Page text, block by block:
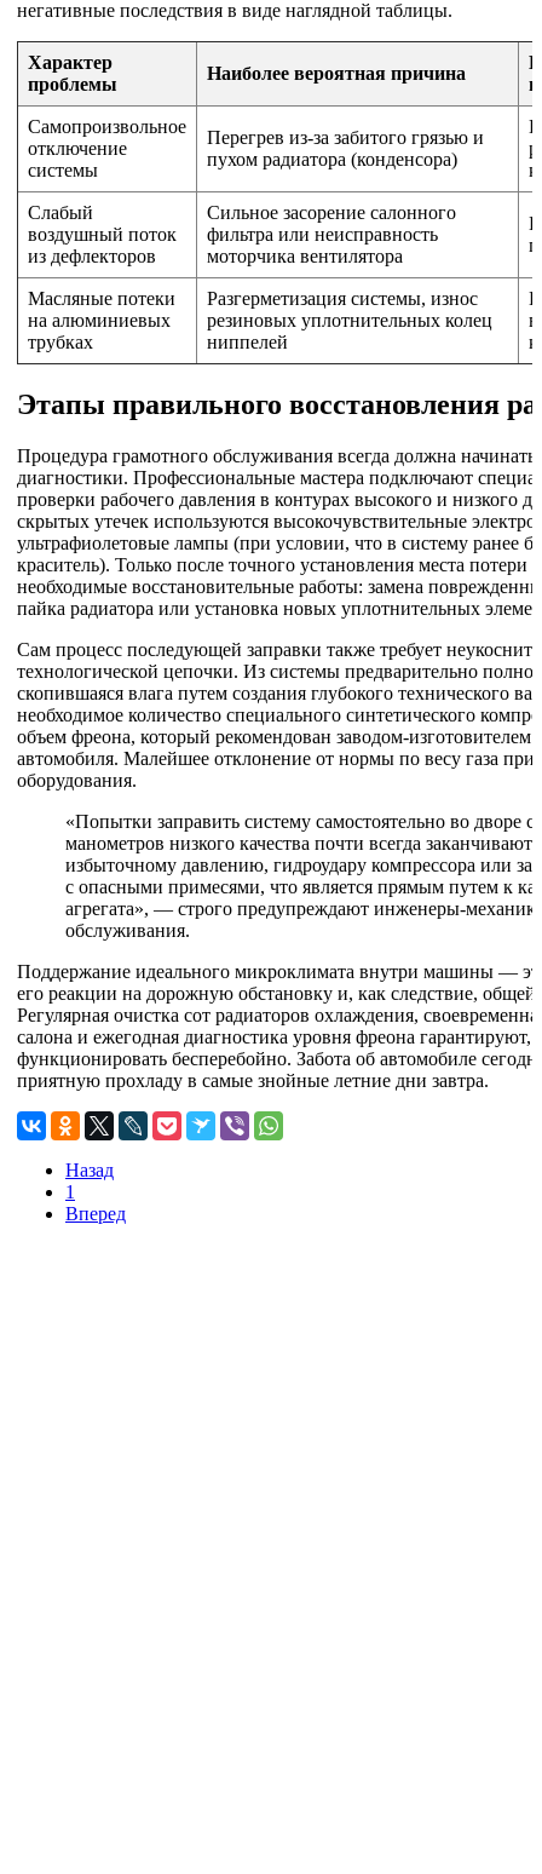
негативные последствия в виде наглядной таблицы.
Характер
проблемы
Наиболее вероятная причина
Самопроизвольное
отключение
системы
Перегрев из-за забитого грязью и
пухом радиатора (конденсора)
Слабый
воздушный поток
из дефлекторов
Сильное засорение салонного
фильтра или неисправность
моторчика вентилятора
Масляные потеки
на алюминиевых
трубках
Разгерметизация системы, износ
резиновых уплотнительных колец
ниппелей
Этапы правильного восстановления
Процедура грамотного обслуживания всегда должна
диагностики. Профессиональные мастера подключают
проверки рабочего давления в контурах высокого и низкого
скрытых утечек используются высокочувствительные
ультрафиолетовые лампы (при условии, что в систему ранее
краситель). Только после точного установления места потери
необходимые восстановительные работы: замена
пайка радиатора или установка новых уплотнительных
Сам процесс последующей заправки также требует
технологической цепочки. Из системы предварительно
скопившаяся влага путем создания глубокого технического
необходимое количество специального синтетического
объем фреона, который рекомендован заводом-
автомобиля. Малейшее отклонение от нормы по весу газа
оборудования.
«Попытки заправить систему самостоятельно во
манометров низкого качества почти всегда
избыточному давлению, гидроудару компрессора или
с опасными примесями, что является прямым путем к
агрегата», — строго предупреждают инженеры-
обслуживания.
Поддержание идеального микроклимата внутри машины —
его реакции на дорожную обстановку и, как следствие,
Регулярная очистка сот радиаторов охлаждения,
салона и ежегодная диагностика уровня фреона гарантируют,
функционировать бесперебойно. Забота об автомобиле
приятную прохладу в самые знойные летние дни завтра.
Назад
1
Вперед